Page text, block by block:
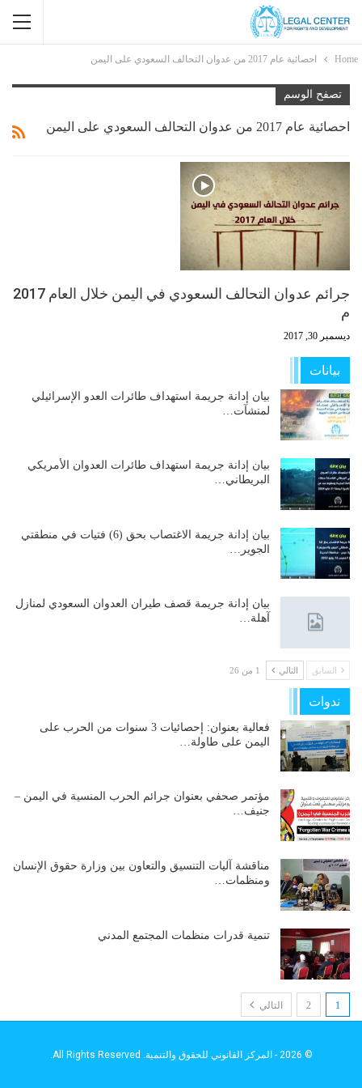
Home احصائية عام 2017 من عدوان التحالف السعودي على اليمن
تصفح الوسم
احصائية عام 2017 من عدوان التحالف السعودي على اليمن
جرائم عدوان التحالف السعودي في اليمن خلال العام 2017
م
ديسمبر 30, 2017
بيانات
بيان إدانة جريمة استهداف طائرات العدو الإسرائيلي
لمنشآت…
بيان إدانة جريمة استهداف طائرات العدوان الأمريكي
البريطاني…
بيان إدانة جريمة الاغتصاب بحق (6) فتيات في منطقتي
الجوير…
بيان إدانة جريمة قصف طيران العدوان السعودي لمنازل
آهلة…
السابق التالي 1 من 26
ندوات
فعالية بعنوان: إحصائيات 3 سنوات من الحرب على
اليمن على طاولة…
مؤتمر صحفي بعنوان جرائم الحرب المنسية في اليمن –
جنيف…
مناقشة آليات التنسيق والتعاون بين وزارة حقوق الإنسان
ومنظمات…
تنمية قدرات منظمات المجتمع المدني
1
2 التالي
© 2026 - المركز القانوني للحقوق والتنمية. All Rights Reserved.